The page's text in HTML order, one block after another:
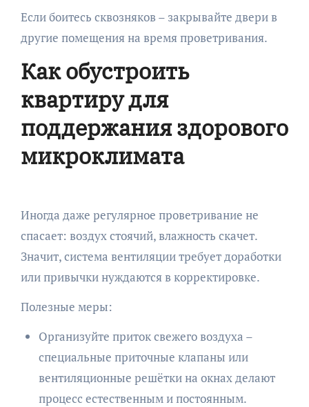
Если боитесь сквозняков – закрывайте двери в
другие помещения на время проветривания.
Как обустроить
квартиру для
поддержания здорового
микроклимата
Иногда даже регулярное проветривание не
спасает: воздух стоячий, влажность скачет.
Значит, система вентиляции требует доработки
или привычки нуждаются в корректировке.
Полезные меры:
Организуйте приток свежего воздуха –
специальные приточные клапаны или
вентиляционные решётки на окнах делают
процесс естественным и постоянным.